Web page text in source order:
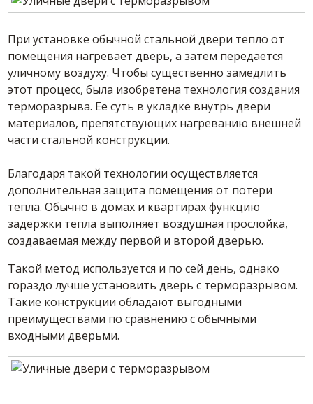
При установке обычной стальной двери тепло от
помещения нагревает дверь, а затем передается
уличному воздуху. Чтобы существенно замедлить
этот процесс, была изобретена технология создания
терморазрыва. Ее суть в укладке внутрь двери
материалов, препятствующих нагреванию внешней
части стальной конструкции.
Благодаря такой технологии осуществляется
дополнительная защита помещения от потери
тепла. Обычно в домах и квартирах функцию
задержки тепла выполняет воздушная прослойка,
создаваемая между первой и второй дверью.
Такой метод используется и по сей день, однако
гораздо лучше установить дверь с терморазрывом.
Такие конструкции обладают выгодными
преимуществами по сравнению с обычными
входными дверьми.